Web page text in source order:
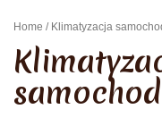
Home / Klimatyzacja